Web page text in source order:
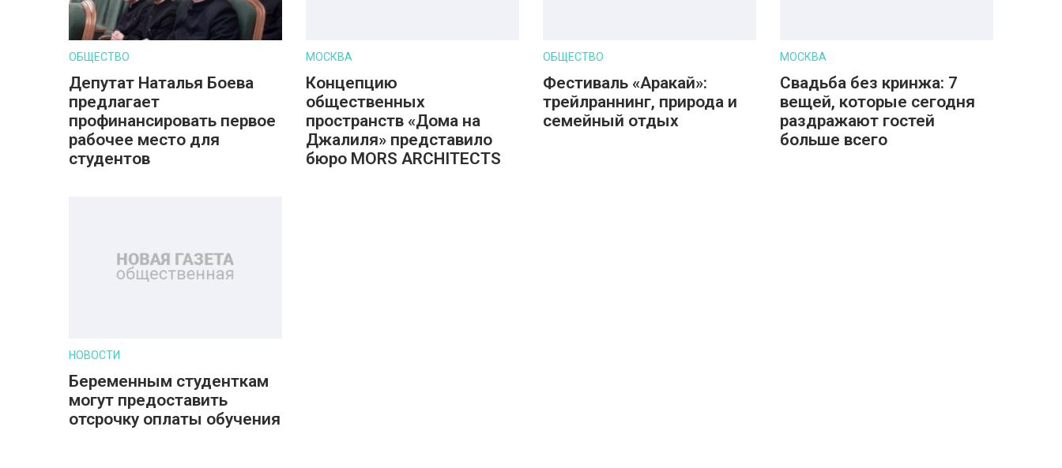
ОБЩЕСТВО
Депутат Наталья Боева
предлагает
профинансировать первое
рабочее место для
студентов
МОСКВА
Концепцию
общественных
пространств «Дома на
Джалиля» представило
бюро MORS ARCHITECTS
ОБЩЕСТВО
Фестиваль «Аракай»:
трейлраннинг, природа и
семейный отдых
МОСКВА
Свадьба без кринжа: 7
вещей, которые сегодня
раздражают гостей
больше всего
НОВОСТИ
Беременным студенткам
могут предоставить
отсрочку оплаты обучения